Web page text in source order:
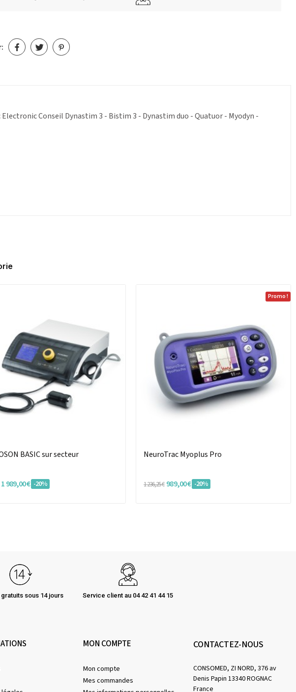
Conseil Dynastim 3 - Bistim 3 - Dynastim duo - Quatuor - Myodyn -
BASIC sur secteur
1 989,00 € -20%
Promo !
NeuroTrac Myoplus Pro
1 236,25 € 989,00 € -20%
sous 14 jours Service client au 04 42 41 44 15
MON COMPTE
Mon compte
Mes commandes
CONTACTEZ-NOUS
CONSOMED, ZI NORD, 376 av
Denis Papin 13340 ROGNAC
France